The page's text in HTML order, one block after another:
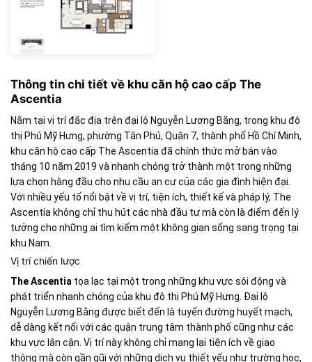
Thông tin chi tiết về khu căn hộ cao cấp The
Ascentia
Nằm tại vị trí đắc địa trên đại lộ Nguyễn Lương Bằng, trong khu đô
thị Phú Mỹ Hưng, phường Tân Phú, Quận 7, thành phố Hồ Chí Minh,
khu căn hộ cao cấp The Ascentia đã chính thức mở bán vào
tháng 10 năm 2019 và nhanh chóng trở thành một trong những
lựa chọn hàng đầu cho nhu cầu an cư của các gia đình hiện đại.
Với nhiều yếu tố nổi bật về vị trí, tiện ích, thiết kế và pháp lý, The
Ascentia không chỉ thu hút các nhà đầu tư mà còn là điểm đến lý
tưởng cho những ai tìm kiếm một không gian sống sang trọng tại
khu Nam.
Vị trí chiến lược
The Ascentia tọa lạc tại một trong những khu vực sôi động và
phát triển nhanh chóng của khu đô thị Phú Mỹ Hưng. Đại lộ
Nguyễn Lương Bằng được biết đến là tuyến đường huyết mạch,
dễ dàng kết nối với các quận trung tâm thành phố cũng như các
khu vực lân cận. Vị trí này không chỉ mang lại tiện ích về giao
thông mà còn gần gũi với những dịch vụ thiết yếu như trường học,